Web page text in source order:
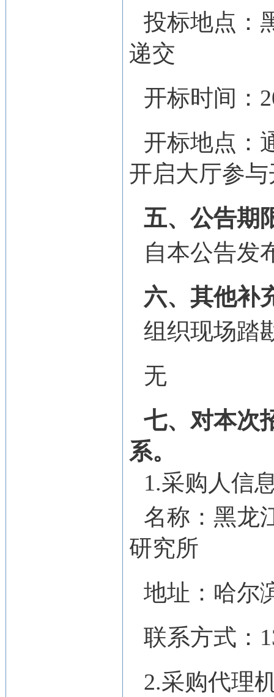
投标地点：
递交
开标时间：
开标地点：
开启大厅参
五、公告期
自本公告发
六、其他补
组织现场踏
无
七、对本次
系。
1.采购人信
名称： 黑龙
研究所
地址： 哈尔
联系方式：
2.采购代理